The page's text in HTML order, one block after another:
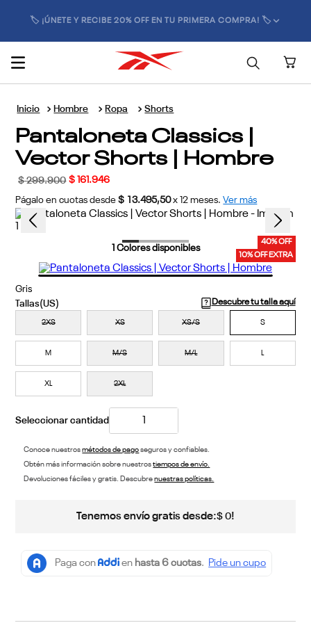
🏷️ ¡ÚNETE Y RECIBE 20% OFF EN TU PRIMERA COMPRA! 🏷️
Hombre Ropa Shorts
Pantaloneta Classics |
Vector Shorts | Hombre
$ 299.900 $ 161 .946
Págalo en cuotas desde $ 13.495,50 x 12 meses. Ver más
40% OFF
10% OFF EXTRA
Colores disponibles
Gris
Descubre tu talla aquí
2XS XS XS/S S
M M/S M/L L
XL 2XL
Conoce nuestrosmétodos de pagoseguros y confiables.
Obtén más información sobre nuestrostiempos de envío.
Devoluciones fáciles y gratis. Descubrenuestras políticas.
Tenemos envío gratis desde:$ 0!